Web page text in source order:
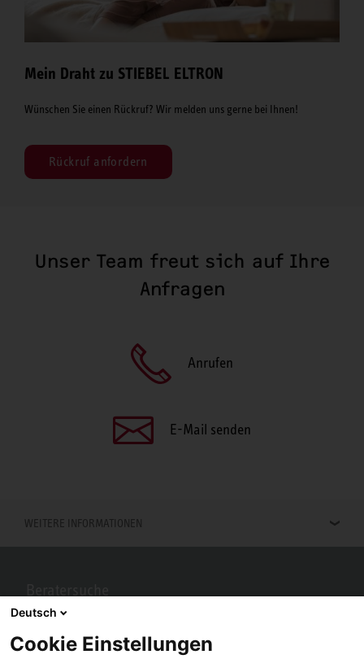
Mein Draht zu STIEBEL ELTRON
Wünschen Sie einen Rückruf? Wir melden uns gerne bei Ihnen!
Rückruf anfordern
Unser Team freut sich auf Ihre
Anfragen
Anrufen
E-Mail senden
WEITERE INFORMATIONEN
Berater in Ihrer Nähe gesucht? Mit STIEBEL ELTRON kein Problem.
Deutsch
Cookie Einstellungen